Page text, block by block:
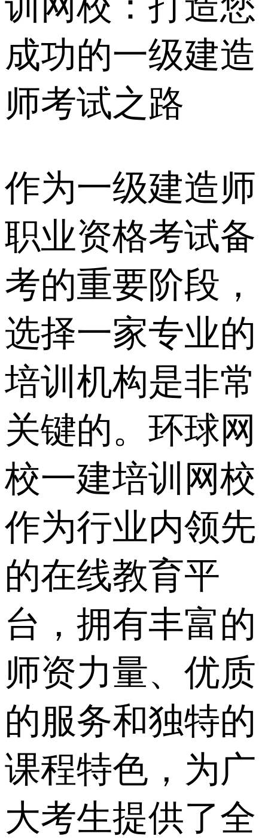
成功的一级建造
师考试之路
作为一级建造师
职业资格考试备
考的重要阶段，
选择一家专业的
培训机构是非常
关键的。环球网
校一建培训网校
作为行业内领先
的在线教育平
台，拥有丰富的
师资力量、优质
的服务和独特的
课程特色，为广
大考生提供了全